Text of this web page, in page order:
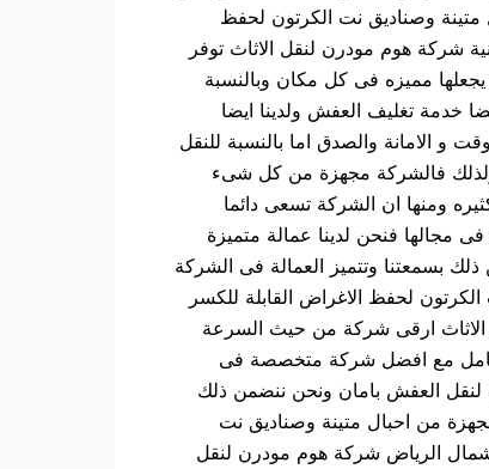
متينة وصناديق نت الكرتون لحفظ
شركة هوم مودرن لنقل الاثاث توفر
مميزه فى كل مكان وبالنسبة
خدمة تغليف العفش ولدينا ايضا
و الامانة والصدق اما بالنسبة للنقل
ولذلك فالشركة مجهزة من كل شىء
ومنها ان الشركة تسعى دائما
مجالها فنحن لدينا عمالة متميزة
بسمعتنا وتتميز العمالة فى الشركة
لحفظ الاغراض القابلة للكسر
ارقى شركة من حيث السرعة
يتعامل مع افضل شركة متخصصة فى
لنقل العفش بامان ونحن ننضمن ذلك
من احبال متينة وصناديق نت
الرياض شركة هوم مودرن لنقل